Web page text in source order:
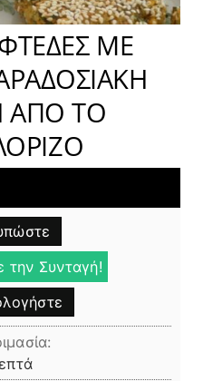
ΜΕ
ΑΠΟ ΤΟ
την Συνταγή!